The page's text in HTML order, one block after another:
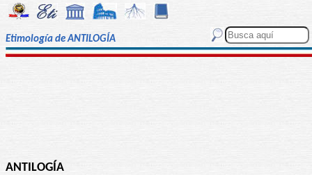
Etimología de ANTILOGÍA
ANTILOGÍA